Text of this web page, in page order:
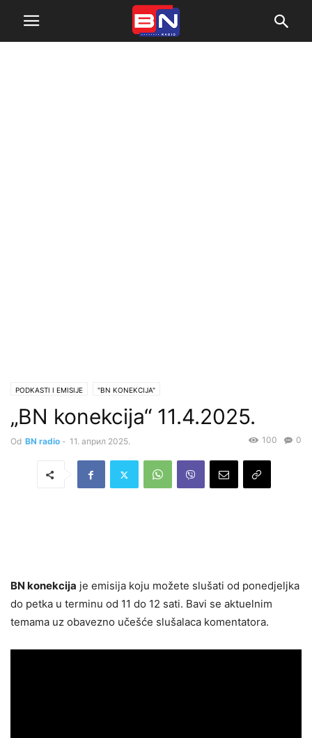
PODKASTI I EMISIJE "BN KONEKCIJA"
„BN konekcija“ 11.4.2025.
Od BN radio - 11. април 2025. 0
100
BN konekcija je emisija koju možete slušati od ponedjeljka
do petka u terminu od 11 do 12 sati. Bavi se aktuelnim
temama uz obavezno učešće slušalaca komentatora.